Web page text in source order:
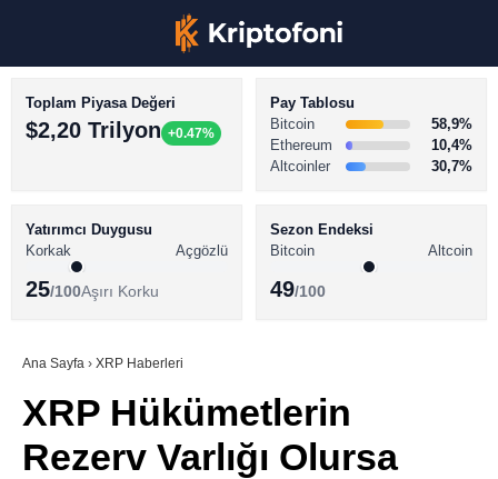
Youtube
TikTok
BİTCOİN HABERLERİ
ALTCOİN HABERLERİ
SÖZLÜK
Toplam Piyasa Değeri
$2,20 Trilyon +0.47%
Pay Tablosu
Bitcoin
58,9%
Ethereum
10,4%
Altcoinler
30,7%
Yatırımcı Duygusu
Korkak
Açgözlü
25/100Aşırı Korku
Sezon Endeksi
Bitcoin
Altcoin
49/100
Ana Sayfa › XRP Haberleri
XRP Hükümetlerin
Rezerv Varlığı Olursa